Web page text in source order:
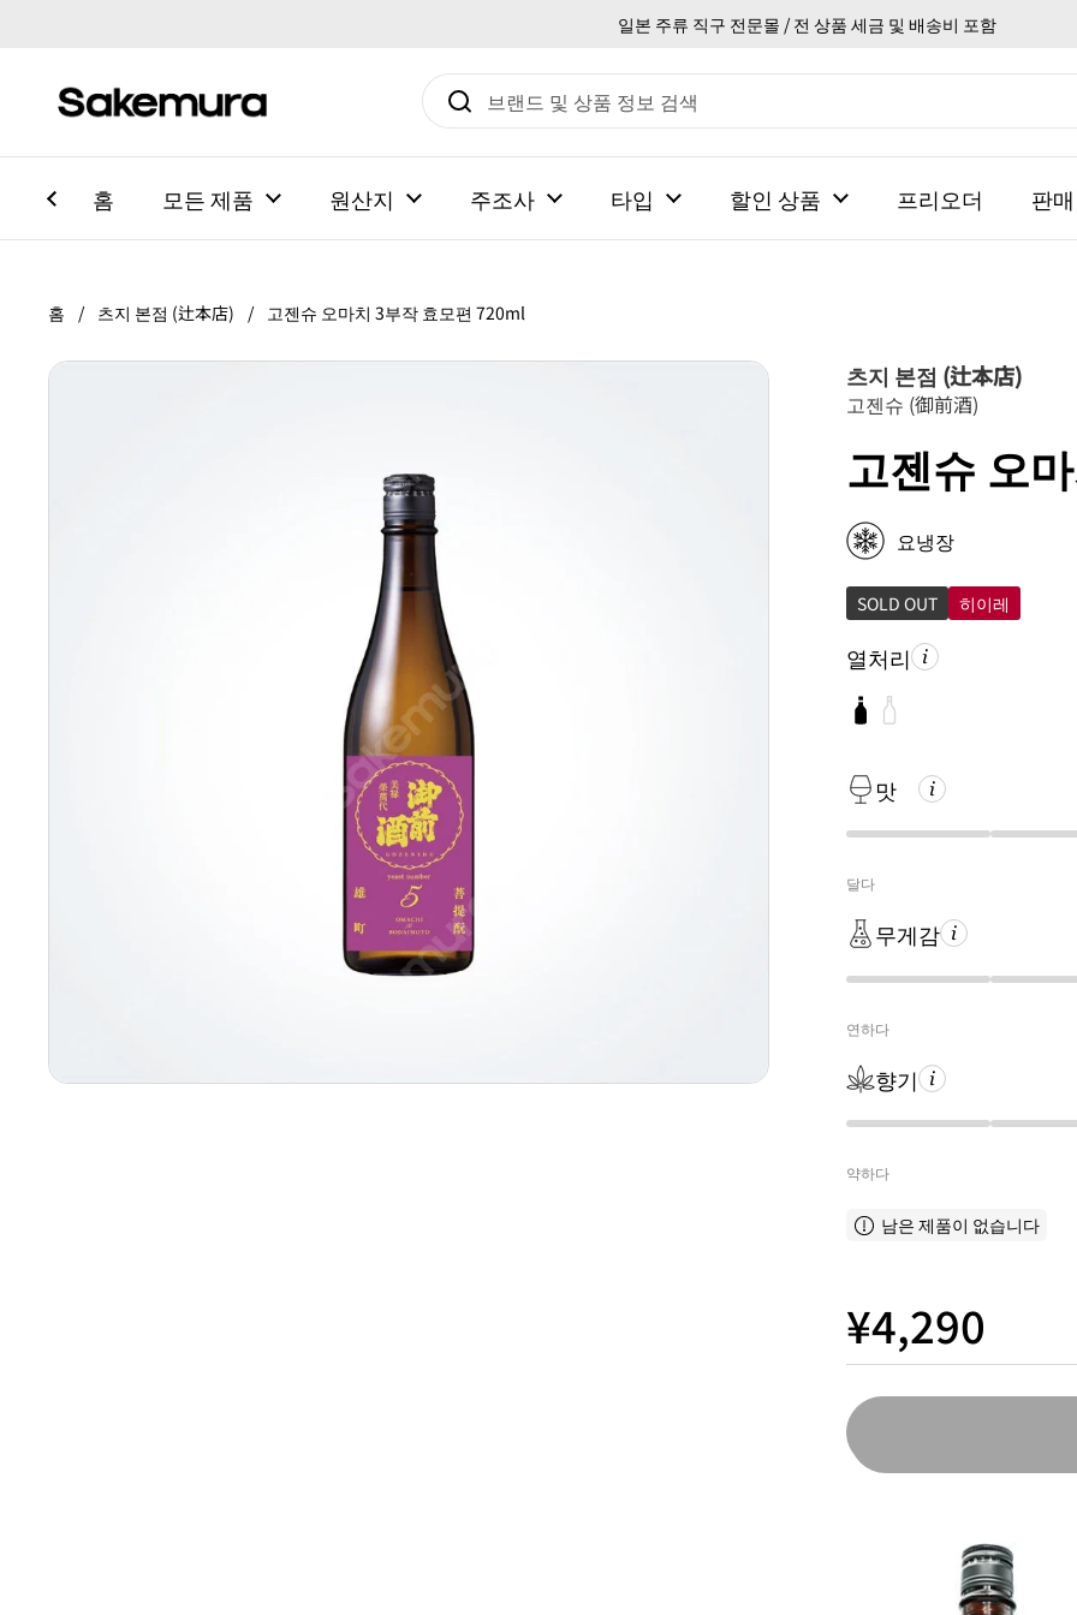
일본 주류 직구 전문몰 / 전 상품 세금 및 배송비 포함
홈 모든 제품 원산지 주조사 타입 할인 상품 프리오더 판
홈 / 츠지 본점 (辻本店) / 고젠슈 오마치 3부작 효모편 720ml
츠지 본점 (辻本店)
고젠슈 (御前酒)
고젠슈 오
요냉장
SOLD OUT 히이레
열처리
맛
달다
무게감
연하다
향기
약하다
남은 제품이 없습니다
¥4,290